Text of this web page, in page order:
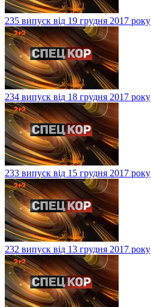
235 випуск від 19 грудня 2017 року
234 випуск від 18 грудня 2017 року
233 випуск від 15 грудня 2017 року
232 випуск від 13 грудня 2017 року